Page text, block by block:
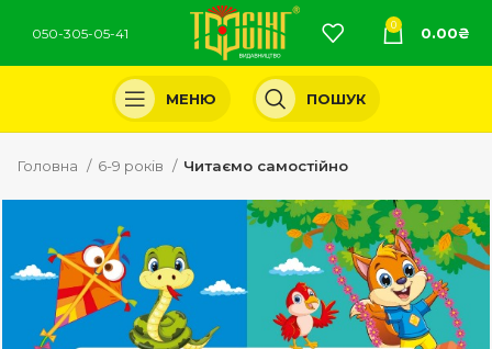
050-305-05-41
0 0.00₴
МЕНЮ ПОШУК
Головна 6-9 років Читаємо самостійно